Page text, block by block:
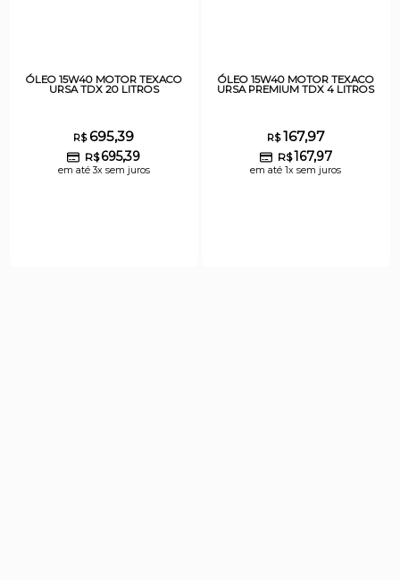
ÓLEO 15W40 MOTOR TEXACO
URSA TDX 20 LITROS
R$695,39
R$695,39
em até 3x sem juros
ÓLEO 15W40 MOTOR TEXACO
URSA PREMIUM TDX 4 LITROS
R$167,97
R$167,97
em até 1x sem juros